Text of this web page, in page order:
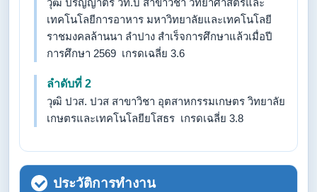
วุฒิ ปริญญาตรี วท.บ สาขาวิชา วิทยาศาสตร์และ
เทคโนโลยีการอาหาร มหาวิทยาลัยและเทคโนโลยี
ราชมงคลล้านนา ลำปาง สำเร็จการศึกษาแล้วเมื่อปี
การศึกษา 2569 เกรดเฉลี่ย 3.6
ลำดับที่ 2
วุฒิ ปวส. ปวส สาขาวิชา อุตสาหกรรมเกษตร วิทยาลัย
เกษตรและเทคโนโลยียโสธร เกรดเฉลี่ย 3.8
ประวัติการทำงาน